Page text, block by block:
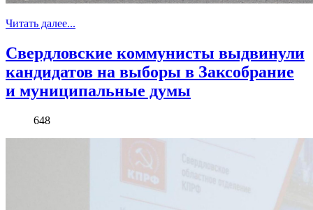
Читать далее...
Свердловские коммунисты выдвинули
кандидатов на выборы в Заксобрание
и муниципальные думы
648